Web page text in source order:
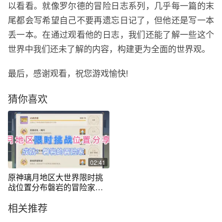
以看看。就像罗尔德的冒险日志系列，几乎每一篇的末
尾都会写希望自己不要再遗忘日记了，但他还是写一本
丢一本。在通过观看他的日志，我们还能了解一些这个
世界中我们还未了解的内容，构建更为全面的世界观。
最后，感谢观看，祝您游戏愉快!
猜你喜欢
02:41
原神璃月地区大世界限时挑
战位置分布磐岩的冒险家成
相关推荐